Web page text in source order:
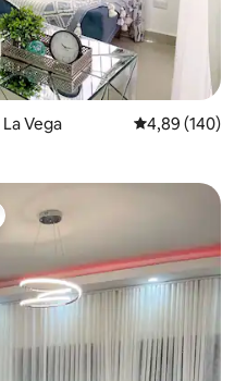
Vega Évaluation
4,89 (140)
appréciés